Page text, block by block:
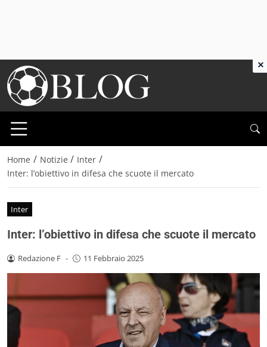
Home / Notizie / Inter /
Inter: l’obiettivo in difesa che scuote il mercato
Inter
Inter: l’obiettivo in difesa che scuote il mercato
Redazione F - 11 Febbraio 2025
×